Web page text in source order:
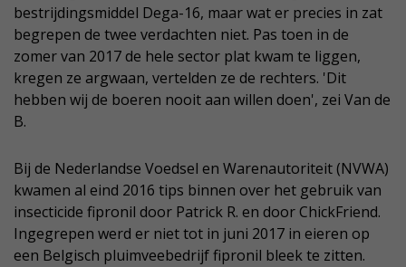
bestrijdingsmiddel Dega-16, maar wat er precies in zat
begrepen de twee verdachten niet. Pas toen in de
zomer van 2017 de hele sector plat kwam te liggen,
kregen ze argwaan, vertelden ze de rechters. 'Dit
hebben wij de boeren nooit aan willen doen', zei Van de
B.
Bij de Nederlandse Voedsel en Warenautoriteit (NVWA)
kwamen al eind 2016 tips binnen over het gebruik van
insecticide fipronil door Patrick R. en door ChickFriend.
Ingegrepen werd er niet tot in juni 2017 in eieren op
een Belgisch pluimveebedrijf fipronil bleek te zitten.